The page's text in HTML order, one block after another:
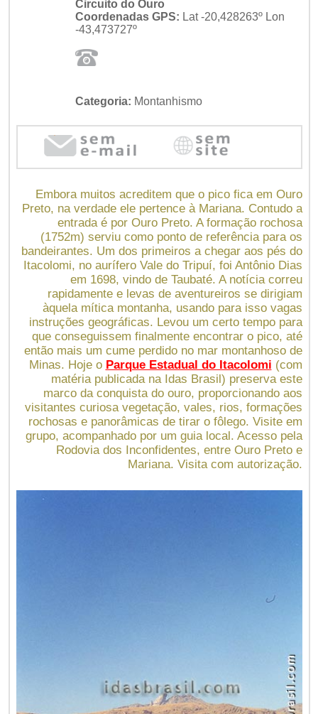
Circuito do Ouro
Coordenadas GPS: Lat -20,428263º Lon
-43,473727º
Categoria: Montanhismo
Embora muitos acreditem que o pico fica em Ouro
Preto, na verdade ele pertence à Mariana. Contudo a
entrada é por Ouro Preto. A formação rochosa
(1752m) serviu como ponto de referência para os
bandeirantes. Um dos primeiros a chegar aos pés do
Itacolomi, no aurífero Vale do Tripuí, foi Antônio Dias
em 1698, vindo de Taubaté. A notícia correu
rapidamente e levas de aventureiros se dirigiam
àquela mítica montanha, usando para isso vagas
instruções geográficas. Levou um certo tempo para
que conseguissem finalmente encontrar o pico, até
então mais um cume perdido no mar montanhoso de
Minas. Hoje o Parque Estadual do Itacolomi (com
matéria publicada na Idas Brasil) preserva este
marco da conquista do ouro, proporcionando aos
visitantes curiosa vegetação, vales, rios, formações
rochosas e panorâmicas de tirar o fôlego. Visite em
grupo, acompanhado por um guia local. Acesso pela
Rodovia dos Inconfidentes, entre Ouro Preto e
Mariana. Visita com autorização.